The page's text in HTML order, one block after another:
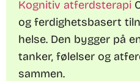
Kognitiv atferdsterapi
og ferdighetsbasert
helse. Den bygger på
tanker, følelser og
sammen.